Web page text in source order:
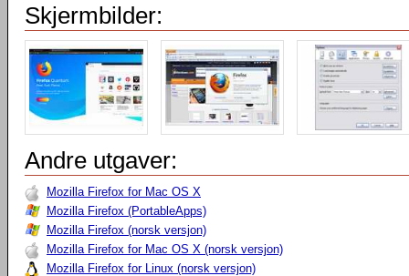
Skjermbilder:
Andre utgaver:
Mozilla Firefox for Mac OS X
Mozilla Firefox (PortableApps)
Mozilla Firefox (norsk versjon)
Mozilla Firefox for Mac OS X (norsk versjon)
Mozilla Firefox for Linux (norsk versjon)